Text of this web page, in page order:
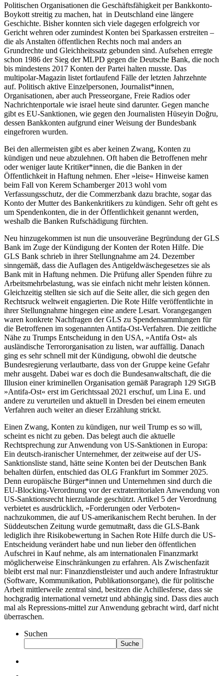
Politischen Organisationen die Geschäftsfähigkeit per Bankkonto-
Boykott streitig zu machen, hat in Deutschland eine längere
Geschichte. Bisher konnten sich viele dagegen erfolgreich vor
Gericht wehren oder zumindest Konten bei Sparkassen erstreiten –
die als Anstalten öffentlichen Rechts noch mal anders an
Grundrechte und Gleichheitssatz gebunden sind. Aufsehen erregte
schon 1986 der Sieg der MLPD gegen die Deutsche Bank, die noch
bis mindestens 2017 Konten der Partei halten musste. Das
multipolar-Magazin listet fortlaufend Fälle der letzten Jahrzehnte
auf. Politisch aktive Einzelpersonen, Journalist*innen,
Organisationen, aber auch Presseorgane, Freie Radios oder
Nachrichtenportale wie israel heute sind darunter. Gegen manche
gibt es EU-Sanktionen, wie gegen den Journalisten Hüseyin Doğru,
dessen Bankkonten aufgrund einer Weisung der Bundesbank
eingefroren wurden.
Bei den allermeisten gibt es aber keinen Zwang, Konten zu
kündigen und neue abzulehnen. Oft haben die Betroffenen mehr
oder weniger laute Kritiker*innen, die die Banken in der
Öffentlichkeit in Haftung nehmen. Eher »leise« Hinweise kamen
beim Fall von Kerem Schamberger 2013 wohl vom
Verfassungsschutz, der die Commerzbank dazu brachte, sogar das
Konto der Mutter des Bankenkritikers zu kündigen. Sehr oft geht es
um Spendenkonten, die in der Öffentlichkeit genannt werden,
weshalb die Banken Rufschädigung fürchten.
Neu hinzugekommen ist nun die unsouveräne Begründung der GLS
Bank im Zuge der Kündigung der Konten der Roten Hilfe. Die
GLS Bank schrieb in ihrer Stellungnahme am 24. Dezember
sinngemäß, dass die Auflagen des Antigeldwäschegesetzes sie als
Bank mit in Haftung nehmen. Die Prüfung aller Spenden führe zu
Arbeitsmehrbelastung, was sie einfach nicht mehr leisten können.
Gleichzeitig stellten sie sich auf die Seite aller, die sich gegen den
Rechtsruck weltweit engagierten. Die Rote Hilfe veröffentlichte in
ihrer Stellungnahme hingegen eine andere Lesart. Vorangegangen
waren konkrete Nachfragen der GLS zu Spendensammlungen für
die Betroffenen im sogenannten Antifa-Ost-Verfahren. Die zeitliche
Nähe zu Trumps Entscheidung in den USA, »Antifa Ost« als
ausländische Terrororganisation zu listen, war auffällig. Danach
ging es sehr schnell mit der Kündigung, obwohl die deutsche
Bundesregierung verlautbarte, dass von der Gruppe keine Gefahr
mehr ausgeht. Dabei war es doch die Bundesanwaltschaft, die die
Illusion einer kriminellen Organisation gemäß Paragraph 129 StGB
»Antifa-Ost« erst im Gerichtssaal 2021 erschuf, um Lina E. und
andere zu verurteilen und aktuell in Dresden bei einem erneuten
Verfahren auch weiter an dieser Erzählung strickt.
Einen Zwang, Konten zu kündigen, nur weil Trump es so will,
scheint es nicht zu geben. Das belegt auch die aktuelle
Rechtsprechung zur Anwendung von US-Sanktionen in Europa:
Ein deutsch-iranischer Unternehmer, der zeitweise auf der US-
Sanktionsliste stand, hätte seine Konten bei der Deutschen Bank
behalten dürfen, entschied das OLG Frankfurt im Sommer 2025.
Denn europäische Bürger*innen und Unternehmen sind durch die
EU-Blocking-Verordnung vor der extraterritorialen Anwendung von
US-Sanktionsrecht hierzulande geschützt. Artikel 5 der Verordnung
verbietet es ausdrücklich, »Forderungen oder Verboten«
nachzukommen, die auf US-amerikanischem Recht beruhen. In der
Süddeutschen Zeitung wurde gemutmaßt, dass die GLS-Bank
lediglich ihre Risikobewertung in Sachen Rote Hilfe durch die US-
Entscheidung verändert habe und nun lieber den öffentlichen
Aufschrei in Kauf nehme, als am internationalen Finanzmarkt
möglicherweise Einschränkungen zu erfahren. Als Zwischenfazit
bleibt erst mal nur: Finanzdienstleister und auch andere Infrastruktur
(Software, Kommunikation, Publikationsorgane), die für politische
Arbeit mittlerweile zentral sind, besitzen die Achillesferse, dass sie
hochgradig international vernetzt und abhängig sind. Dass dies auch
mal als Repressions-mittel zur Anwendung gebracht wird, darf nicht
überraschen.
Suchen
Suche